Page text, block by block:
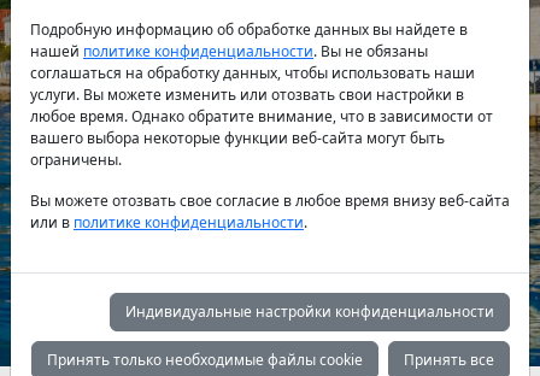
Направление:
Тип яхты:
Поиск
Подробную информацию об обработке данных вы найдете в
нашей политике конфиденциальности. Вы не обязаны
соглашаться на обработку данных, чтобы использовать наши
услуги. Вы можете изменить или отозвать свои настройки в
любое время. Однако обратите внимание, что в зависимости от
вашего выбора некоторые функции веб-сайта могут быть
ограничены.
Вы можете отозвать свое согласие в любое время внизу веб-сайта
или в политике конфиденциальности.
Индивидуальные настройки конфиденциальности
Принять только необходимые файлы cookie Принять все